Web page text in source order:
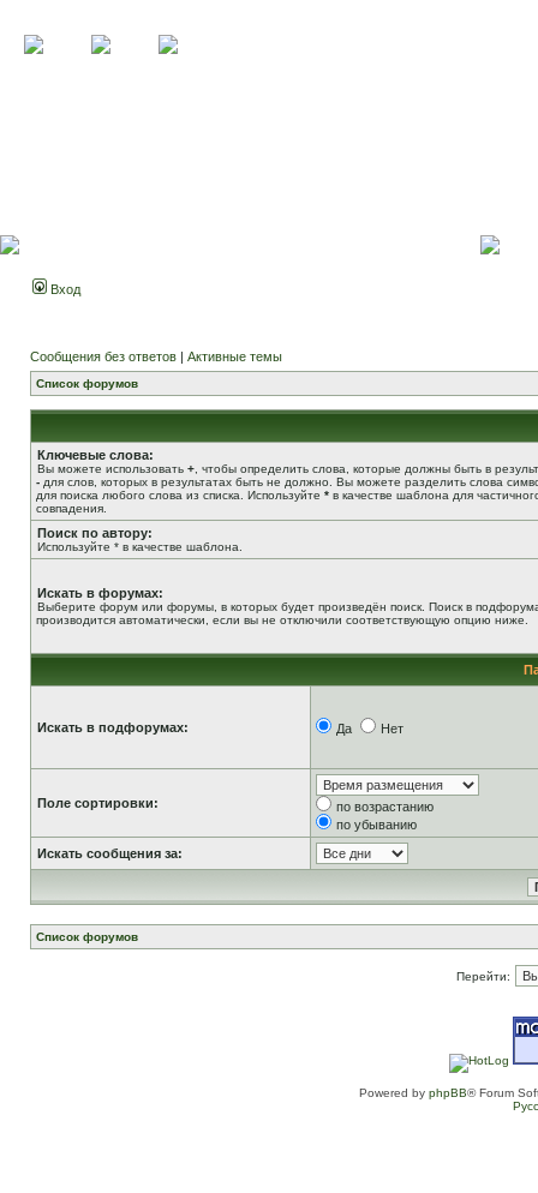
Вход
Сообщения без ответов | Активные темы
Список форумов
Ключевые слова:
Вы можете использовать + , чтобы определить слова, которые должны быть в
- для слов, которых в результатах быть не должно. Вы можете разделить слова
для поиска любого слова из списка. Используйте * в качестве шаблона для
совпадения.
Поиск по автору:
Используйте * в качестве шаблона.
Искать в форумах:
Выберите форум или форумы, в которых будет произведён поиск. Поиск в
производится автоматически, если вы не отключили соответствующую опцию ниже.
Искать в подфорумах: Да Нет
Поле сортировки:
по возрастанию
по убыванию
Искать сообщения за:
Список форумов
Перейти:
Powered by phpBB® Forum